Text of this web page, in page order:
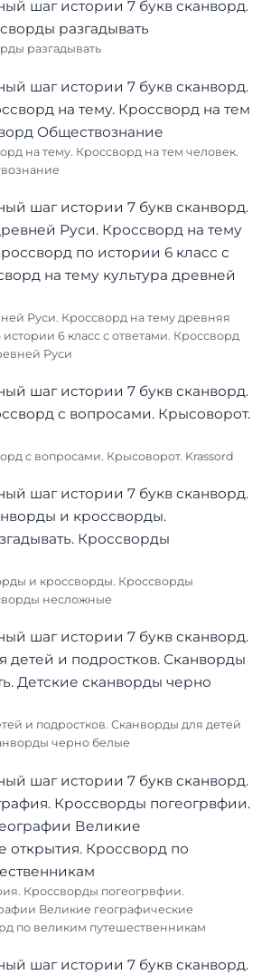
разгадывать
на тему. Кроссворд на тем человек.
Руси. Кроссворд на тему древняя
6 класс с ответами. Кроссворд
Руси
с вопросами. Крысоворот. Krassord
и кроссворды. Кроссворды
несложные
и подростков. Сканворды для детей
черно белые
Кроссворды погеогрвфии.
Великие географические
по великим путешественникам